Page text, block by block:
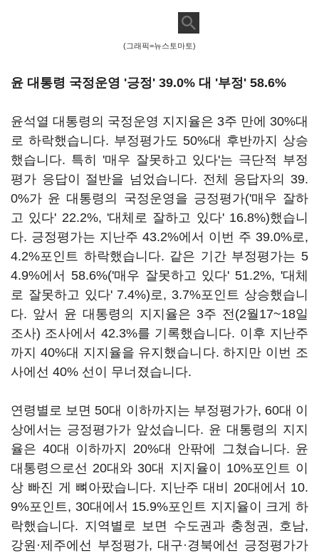
(그래픽=뉴스토마토)
윤 대통령 국정운영 '긍정' 39.0% 대 '부정' 58.6%
윤석열 대통령의 국정운영 지지율은 3주 만에 30%대
로 하락했습니다. 부정평가도 50%대 후반까지 상승
했습니다. 특히 '매우 잘못하고 있다'는 극단적 부정
평가 응답이 절반을 넘었습니다. 전체 응답자의 39.
0%가 윤 대통령의 국정운영을 긍정평가('매우 잘하
고 있다' 22.2%, '대체로 잘하고 있다' 16.8%)했습니
다. 긍정평가는 지난주 43.2%에서 이번 주 39.0%로,
4.2%포인트 하락했습니다. 같은 기간 부정평가는 5
4.9%에서 58.6%('매우 잘못하고 있다' 51.2%, '대체
로 잘못하고 있다' 7.4%)로, 3.7%포인트 상승했습니
다. 앞서 윤 대통령의 지지율은 3주 전(2월17~18일
조사) 조사에서 42.3%를 기록했습니다. 이후 지난주
까지 40%대 지지율을 유지했습니다. 하지만 이번 조
사에선 40% 선이 무너졌습니다.
연령별로 보면 50대 이하까지는 부정평가가, 60대 이
상에서는 긍정평가가 앞섰습니다. 윤 대통령의 지지
율은 40대 이하까지 20%대 안팎에 그쳤습니다. 윤
대통령으로선 20대와 30대 지지율이 10%포인트 이
상 빠진 게 뼈아팠습니다. 지난주 대비 20대에서 10.
9%포인트, 30대에서 15.9%포인트 지지율이 크게 하
락했습니다. 지역별로 보면 수도권과 충청권, 호남,
강원·제주에선 부정평가, 대구·경북에선 긍정평가가